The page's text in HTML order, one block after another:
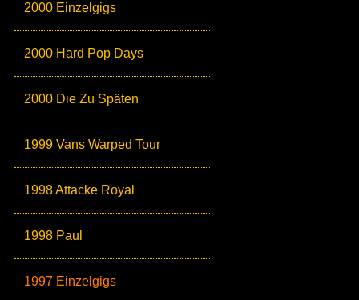
2000 Einzelgigs
2000 Hard Pop Days
2000 Die Zu Späten
1999 Vans Warped Tour
1998 Attacke Royal
1998 Paul
1997 Einzelgigs